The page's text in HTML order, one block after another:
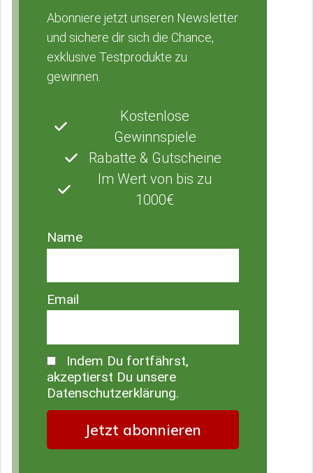
Abonniere jetzt unseren Newsletter
und sichere dir sich die Chance,
exklusive Testprodukte zu
gewinnen.
Kostenlose
Gewinnspiele
Rabatte & Gutscheine
Im Wert von bis zu
1000€
Name
Email
Indem Du fortfährst,
akzeptierst Du unsere
Datenschutzerklärung.